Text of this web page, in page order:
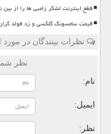
قطع اینترنت لشکر زامبی ها را از بین
قیمت سامسونگ گلکسی و زد فولد
نظرات بینندگان در
نظر
نام:
ایمیل:
نظر: